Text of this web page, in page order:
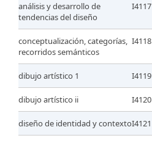
análisis y desarrollo de
tendencias del diseño
I4117
conceptualización, categorías,
recorridos semánticos
I4118
dibujo artístico 1 I4119
dibujo artístico ii I4120
diseño de identidad y contextoI4121